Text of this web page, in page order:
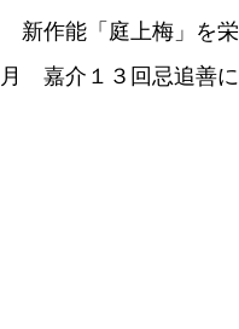
作能「庭上梅」を栄
嘉介１３回忌追善に